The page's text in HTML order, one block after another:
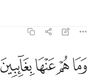
وما هم عنها بغايبين ١٦
وَمَا هُمْ عَنْهَا بِغَآئِبِينَ ١٦
ﲈﲉﲊﲋ